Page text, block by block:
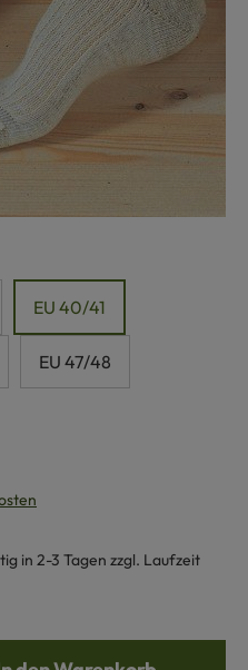
EU 40/41
EU 47/48
in 2-3 Tagen zzgl. Laufzeit
gewünschten